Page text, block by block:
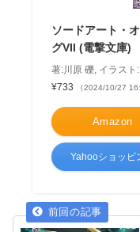
ソードアート・
グVII (電撃文庫)
著:川原 礫, イラスト
¥733
（2024/10/27
Amazon
Yahooショッピ